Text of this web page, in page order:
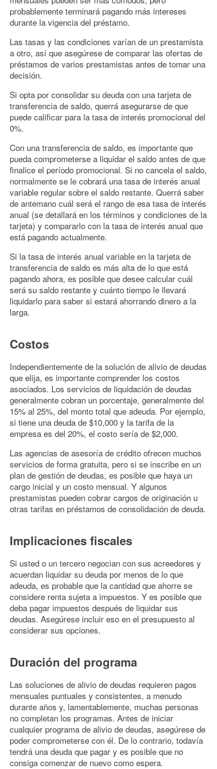
probablemente terminará pagando más intereses
durante la vigencia del préstamo.
Las tasas y las condiciones varían de un prestamista
a otro, así que asegúrese de comparar las ofertas de
préstamos de varios prestamistas antes de tomar una
decisión.
Si opta por consolidar su deuda con una tarjeta de
transferencia de saldo, querrá asegurarse de que
puede calificar para la tasa de interés promocional del
0%.
Con una transferencia de saldo, es importante que
pueda comprometerse a liquidar el saldo antes de que
finalice el período promocional. Si no cancela el saldo,
normalmente se le cobrará una tasa de interés anual
variable regular sobre el saldo restante. Querrá saber
de antemano cuál será el rango de esa tasa de interés
anual (se detallará en los términos y condiciones de la
tarjeta) y compararlo con la tasa de interés anual que
está pagando actualmente.
Si la tasa de interés anual variable en la tarjeta de
transferencia de saldo es más alta de lo que está
pagando ahora, es posible que desee calcular cuál
será su saldo restante y cuánto tiempo le llevará
liquidarlo para saber si estará ahorrando dinero a la
larga.
Costos
Independientemente de la solución de alivio de deudas
que elija, es importante comprender los costos
asociados. Los servicios de liquidación de deudas
generalmente cobran un porcentaje, generalmente del
15% al 25%, del monto total que adeuda. Por ejemplo,
si tiene una deuda de $10,000 y la tarifa de la
empresa es del 20%, el costo sería de $2,000.
Las agencias de asesoría de crédito ofrecen muchos
servicios de forma gratuita, pero si se inscribe en un
plan de gestión de deudas, es posible que haya un
cargo inicial y un costo mensual. Y algunos
prestamistas pueden cobrar cargos de originación u
otras tarifas en préstamos de consolidación de deuda.
Implicaciones fiscales
Si usted o un tercero negocian con sus acreedores y
acuerdan liquidar su deuda por menos de lo que
adeuda, es probable que la cantidad que ahorre se
considere renta sujeta a impuestos. Y es posible que
deba pagar impuestos después de liquidar sus
deudas. Asegúrese incluir eso en el presupuesto al
considerar sus opciones.
Duración del programa
Las soluciones de alivio de deudas requieren pagos
mensuales puntuales y consistentes, a menudo
durante años y, lamentablemente, muchas personas
no completan los programas. Antes de iniciar
cualquier programa de alivio de deudas, asegúrese de
poder comprometerse con él. De lo contrario, todavía
tendrá una deuda que pagar y es posible que no
consiga comenzar de nuevo como espera.